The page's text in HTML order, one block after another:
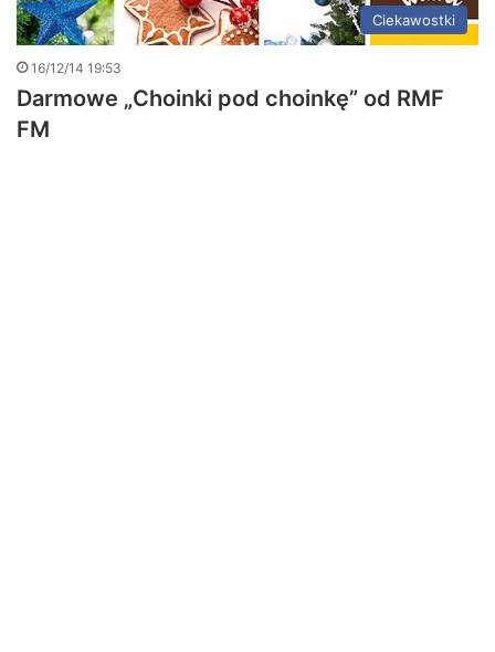
Ciekawostki
16/12/14 19:53
Darmowe „Choinki pod choinkę” od RMF
FM